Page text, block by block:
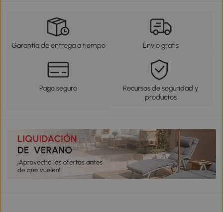
Garantía de entrega a tiempo Envío gratis
Pago seguro
Recursos de seguridad y
productos